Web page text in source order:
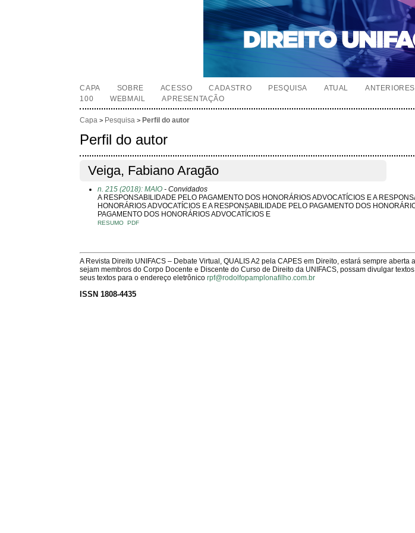
CAPA SOBRE ACESSO CADASTRO PESQUISA ATUAL ANTERIORES
100
WEBMAIL APRESENTAÇÃO
Capa > Pesquisa > Perfil do autor
Perfil do autor
Veiga, Fabiano Aragão
n. 215 (2018): MAIO - Convidados
A RESPONSABILIDADE PELO PAGAMENTO DOS HONORÁRIOS ADVOCATÍCIOS E A
HONORÁRIOS ADVOCATÍCIOS E A RESPONSABILIDADE PELO PAGAMENTO DOS
PAGAMENTO DOS HONORÁRIOS ADVOCATÍCIOS E
RESUMO PDF
A Revista Direito UNIFACS – Debate Virtual, QUALIS A2 pela CAPES em Direito, estará sempre
sejam membros do Corpo Docente e Discente do Curso de Direito da UNIFACS, possam divulgar
seus textos para o endereço eletrônicorpf@rodolfopamplonafilho.com.br
ISSN 1808-4435